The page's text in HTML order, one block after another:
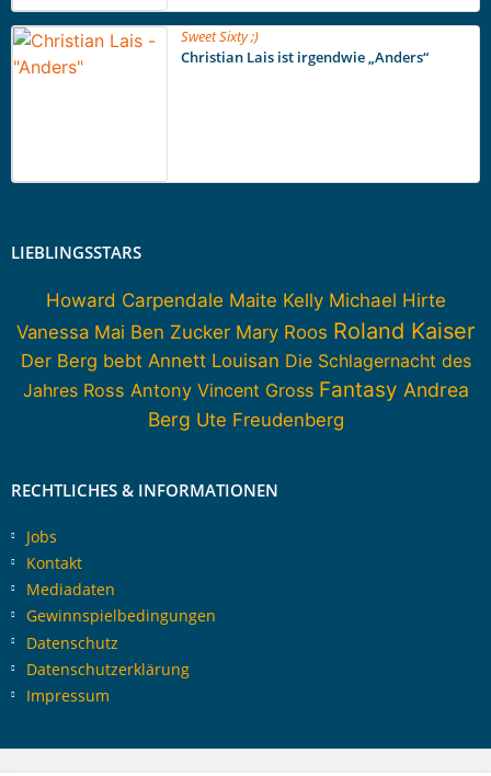
Sweet Sixty ;)
Christian Lais ist irgendwie „Anders“
LIEBLINGSSTARS
Howard Carpendale Maite Kelly Michael Hirte
Vanessa Mai Ben Zucker Mary Roos Roland Kaiser
Der Berg bebt Annett Louisan Die Schlagernacht des
Jahres Ross Antony Vincent Gross Fantasy Andrea
Berg Ute Freudenberg
RECHTLICHES & INFORMATIONEN
Jobs
Kontakt
Mediadaten
Gewinnspielbedingungen
Datenschutz
Datenschutzerklärung
Impressum